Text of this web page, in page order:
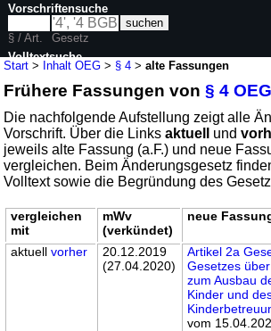
Start > Inhalt OEG > § 4 >alte Fassungen
Frühere Fassungen von§ 4 OEG
Die nachfolgende Aufstellung zeigt alle
Vorschrift. Über die Linksaktuell und
jeweils alte Fassung (a.F.) und neue
vergleichen. Beim Änderungsgesetz
Volltext sowie die Begründung des
vergleichen
mit
mWv
(verkündet)
neue
aktuellvorher
20.12.2019
(27.04.2020)
Artikel 2a
Gesetzes
zum Ausbau
Kinder und
vom
Vorschriftensuche
§ / Art.
Gesetz
Volltextsuche
nur in OEG